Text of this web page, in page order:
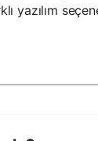
yazılım